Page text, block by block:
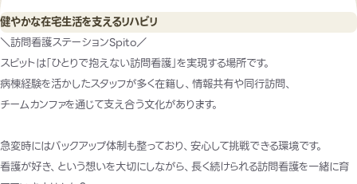
健やかな在宅生活を支えるリハビリ
＼訪問看護ステーションSpito／
スピットは「ひとりで抱えない訪問看護」を実現する場所です。
病棟経験を活かしたスタッフが多く在籍し、情報共有や同行訪問、
チームカンファを通じて支え合う文化があります。
急変時にはバックアップ体制も整っており、安心して挑戦できる環境です。
看護が好き、という想いを大切にしながら、長く続けられる訪問看護を一緒に育